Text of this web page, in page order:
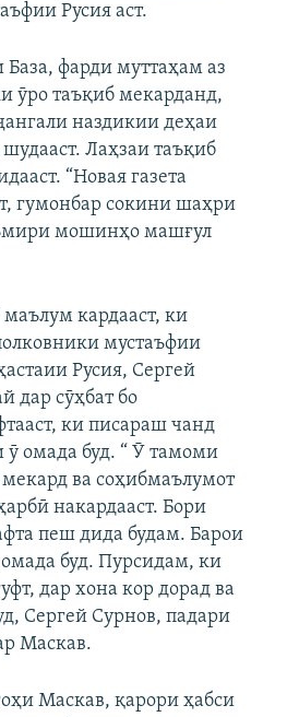
Русия аст.
фарди муттаҳам аз
ӯро таъқиб мекарданд,
наздикии деҳаи
Лаҳзаи таъқиб
“Новая газета
гумонбар сокини шаҳри
мошинҳо машғул
кардааст, ки
мустаъфии
Русия, Сергей
дар сӯҳбат бо
ки писараш чанд
ӯ омада буд. “ Ӯ тамоми
ва соҳибмаълумот
накардааст. Бори
пеш дида будам. Барои
буд. Пурсидам, ки
дар хона кор дорад ва
Сергей Сурнов, падари
Маскав.
Маскав, қарори ҳабси